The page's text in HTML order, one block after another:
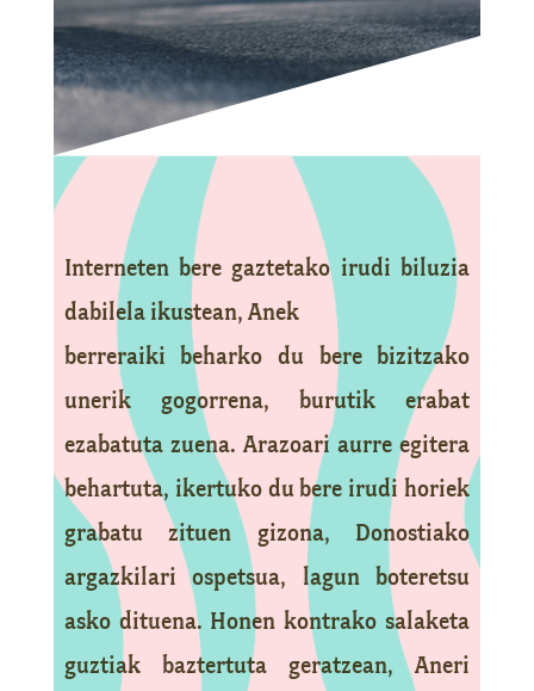
Interneten bere gaztetako irudi biluzia
dabilela ikustean, Anek
berreraiki beharko du bere bizitzako
unerik gogorrena, burutik erabat
ezabatuta zuena. Arazoari aurre egitera
behartuta, ikertuko du bere irudi horiek
grabatu zituen gizona, Donostiako
argazkilari ospetsua, lagun boteretsu
asko dituena. Honen kontrako salaketa
guztiak baztertuta geratzean, Aneri